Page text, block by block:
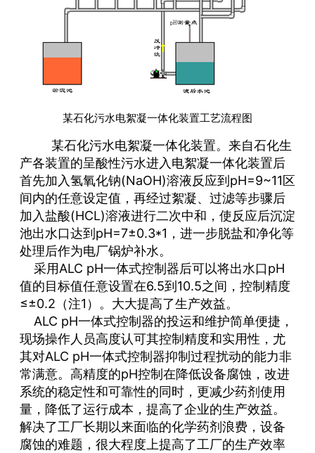
某石化污水电絮凝一体化装置工艺流程图
某石化污水电絮凝一体化装置。来自石化生
产各装置的呈酸性污水进入电絮凝一体化装置后
首先加入氢氧化钠(NaOH)溶液反应到pH=9~11区
间内的任意设定值，再经过絮凝、过滤等步骤后
加入盐酸(HCL)溶液进行二次中和，使反应后沉淀
池出水口达到pH=7±0.3*1，进一步脱盐和净化等
处理后作为电厂锅炉补水。
采用ALC pH一体式控制器后可以将出水口pH
值的目标值任意设置在6.5到10.5之间，控制精度
≤±0.2（注1）。大大提高了生产效益。
ALC pH一体式控制器的投运和维护简单便捷，
现场操作人员高度认可其控制精度和实用性，尤
其对ALC pH一体式控制器抑制过程扰动的能力非
常满意。高精度的pH控制在降低设备腐蚀，改进
系统的稳定性和可靠性的同时，更减少药剂使用
量，降低了运行成本，提高了企业的生产效益。
解决了工厂长期以来面临的化学药剂浪费，设备
腐蚀的难题，很大程度上提高了工厂的生产效率